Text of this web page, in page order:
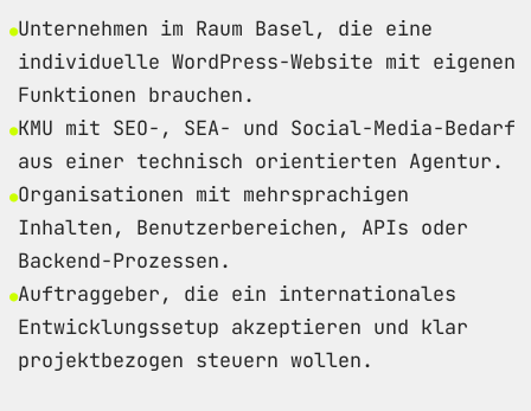
Unternehmen im Raum Basel, die eine
individuelle WordPress-Website mit eigenen
Funktionen brauchen.
KMU mit SEO-, SEA- und Social-Media-Bedarf
aus einer technisch orientierten Agentur.
Organisationen mit mehrsprachigen
Inhalten, Benutzerbereichen, APIs oder
Backend-Prozessen.
Auftraggeber, die ein internationales
Entwicklungssetup akzeptieren und klar
projektbezogen steuern wollen.